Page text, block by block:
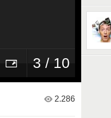
3 / 10
sapersi
Fonte
http://
2.286